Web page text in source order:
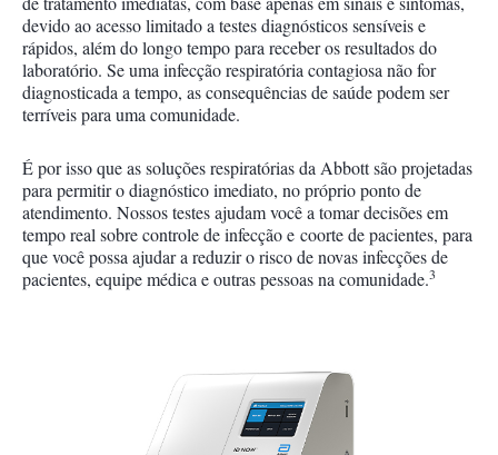
devido ao acesso limitado a testes diagnósticos sensíveis e
rápidos, além do longo tempo para receber os resultados do
laboratório. Se uma infecção respiratória contagiosa não for
diagnosticada a tempo, as consequências de saúde podem ser
terríveis para uma comunidade.
É por isso que as soluções respiratórias da Abbott são projetadas
para permitir o diagnóstico imediato, no próprio ponto de
atendimento. Nossos testes ajudam você a tomar decisões em
tempo real sobre controle de infecção e coorte de pacientes, para
que você possa ajudar a reduzir o risco de novas infecções de
pacientes, equipe médica e outras pessoas na comunidade.3